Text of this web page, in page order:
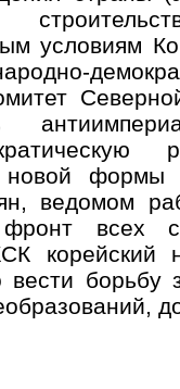
условиям
новой формы
ведомом
всех
корейский
вести борьбу